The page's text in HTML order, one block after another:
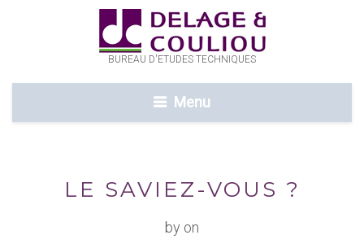
BUREAU D'ETUDES TECHNIQUES
Menu
LE SAVIEZ-VOUS ?
by on